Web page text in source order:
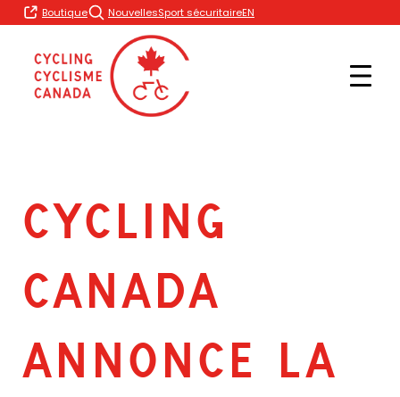
Skip
to
Boutique NouvellesSport sécuritaireEN
CYCLING
CANADA
ANNONCE LA